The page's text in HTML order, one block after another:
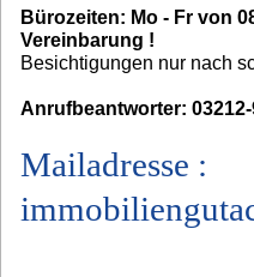
Bürozeiten: Mo - Fr von
Vereinbarung !
Besichtigungen nur nach
Anrufbeantworter:
Mailadresse :